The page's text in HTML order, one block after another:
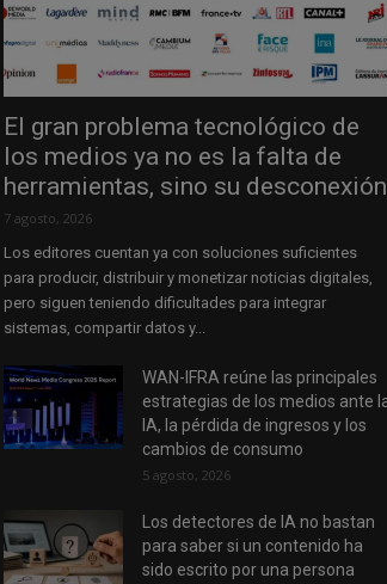
El gran problema tecnológico de
los medios ya no es la falta de
herramientas, sino su desconexión
7 agosto, 2026
Los editores cuentan ya con soluciones suficientes
para producir, distribuir y monetizar noticias digitales,
pero siguen teniendo dificultades para integrar
sistemas, compartir datos y...
WAN-IFRA reúne las principales
estrategias de los medios ante
IA, la pérdida de ingresos y los
cambios de consumo
5 agosto, 2026
Los detectores de IA no bastan
para saber si un contenido ha
sido escrito por una persona